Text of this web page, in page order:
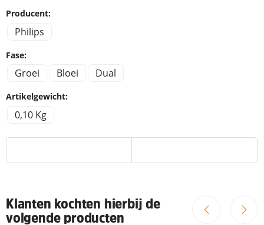
Producent:
Philips
Fase:
Groei Bloei Dual
Artikelgewicht:
0,10 Kg
Klanten kochten hierbij de
volgende producten